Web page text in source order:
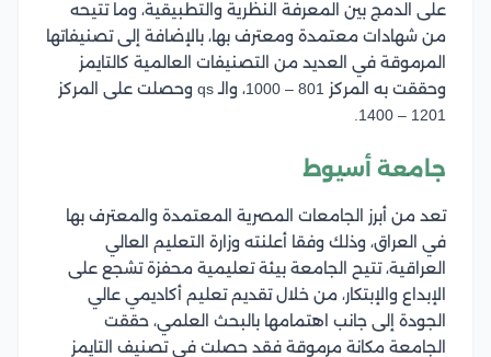
على الدمج بين المعرفة النظرية والتطبيقية، وما تتيحه
من شهادات معتمدة ومعترف بها، بالإضافة إلى تصنيفاتها
المرموقة في العديد من التصنيفات العالمية كالتايمز
وحققت به المركز 801 – 1000، والـ qs وحصلت على المركز
1201 – 1400.
جامعة أسيوط
تعد من أبرز الجامعات المصرية المعتمدة والمعترف بها
في العراق، وذلك وفقا أعلنته وزارة التعليم العالي
العراقية، تتيح الجامعة بيئة تعليمية محفزة تشجع على
الإبداع والإبتكار، من خلال تقديم تعليم أكاديمي عالي
الجودة إلى جانب اهتمامها بالبحث العلمي، حققت
الجامعة مكانة مرموقة فقد حصلت في تصنيف التايمز